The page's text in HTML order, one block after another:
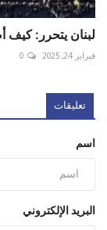
لبنان يتحرر: كيف
فبراير 24, 2025 0
تعليقات
اسم
البريد الإلكتروني